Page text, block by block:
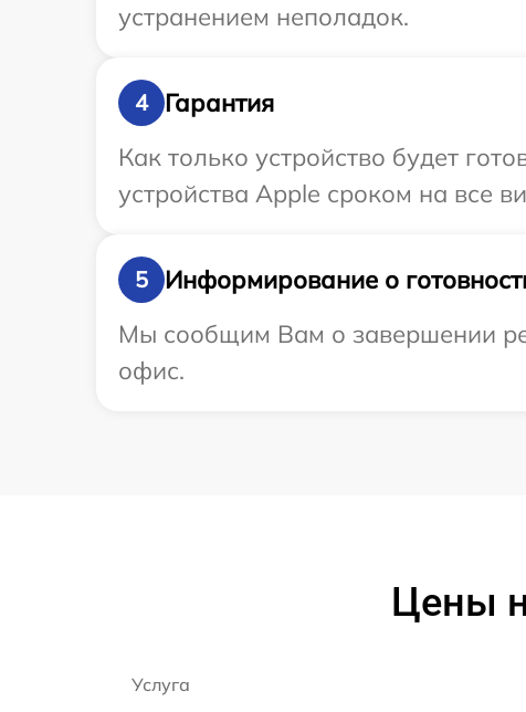
устранением неполадок.
4
Гарантия
Как только устройство будет
устройства Apple сроком на все
5
Информирование о
Мы сообщим Вам о завершении
офис.
Цены
Услуга